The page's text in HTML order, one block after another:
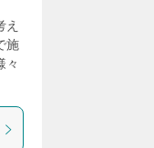
施
々